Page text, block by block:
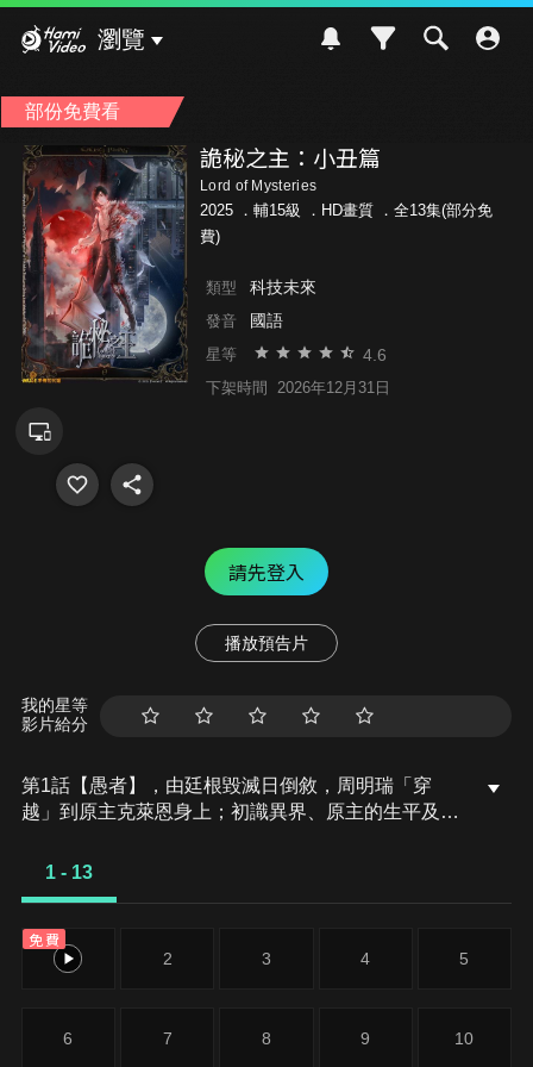
瀏覽
部份免費看
詭秘之主：小丑篇
Lord of Mysteries
2025 ． 輔15級
．HD畫質 ．全13集(部分免
費)
類型 科技未來
發音 國語
星等 4.6
下架時間 2026年12月31日
請先登入
播放預告片
我的星等
影片給分
第1話【愚者】，由廷根毀滅日倒敘，周明瑞「穿
越」到原主克萊恩身上；初識異界、原主的生平及其
動轉運儀式，來到灰霧之上；第一次塔羅會，阿爾傑
自殺事件；克萊恩通 過鄧恩和戴莉兩項考驗，暫時洗
清嫌疑。
1 - 13
免費
1 2 3 4 5
6 7 8 9 10